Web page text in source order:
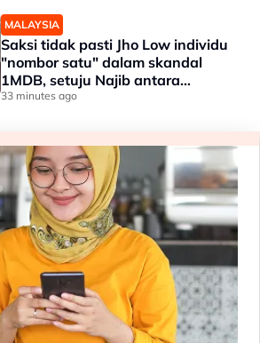
MALAYSIA
Saksi tidak pasti Jho Low individu
"nombor satu" dalam skandal
1MDB, setuju Najib antara
penerima dana
33 minutes ago